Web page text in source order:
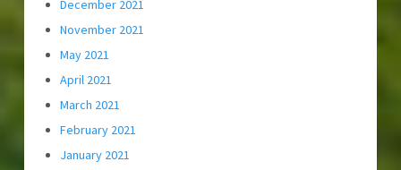
December 2021
November 2021
May 2021
April 2021
March 2021
February 2021
January 2021